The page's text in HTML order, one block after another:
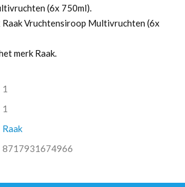
(6x 750ml).
Vruchtensiroop Multivruchten (6x
merk Raak.
1
1
Raak
8717931674966